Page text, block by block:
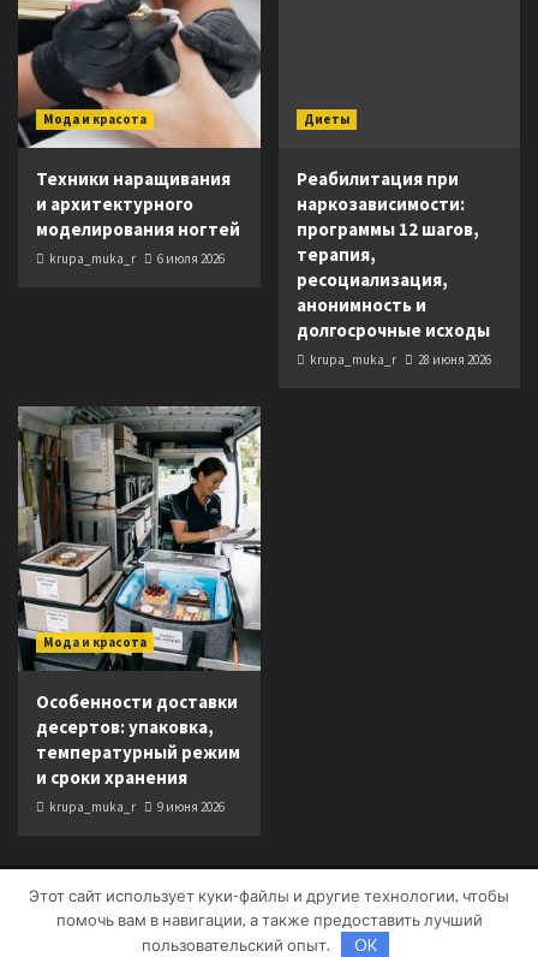
Мода и красота
Техники наращивания
и архитектурного
моделирования ногтей
krupa_muka_r 6 июля 2026
Диеты
Реабилитация при
наркозависимости:
программы 12 шагов,
терапия,
ресоциализация,
анонимность и
долгосрочные исходы
krupa_muka_r 28 июня 2026
Мода и красота
Особенности доставки
десертов: упаковка,
температурный режим
и сроки хранения
krupa_muka_r 9 июня 2026
Copyright © Все права защищены.|CoverNewsот AF
themes.
Этот сайт использует куки-файлы и другие технологии, чтобы
помочь вам в навигации, а также предоставить лучший
пользовательский опыт.
OK